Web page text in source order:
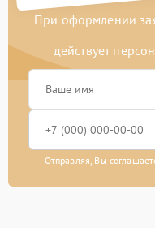
При оформлении
действует
Отправляя, Вы